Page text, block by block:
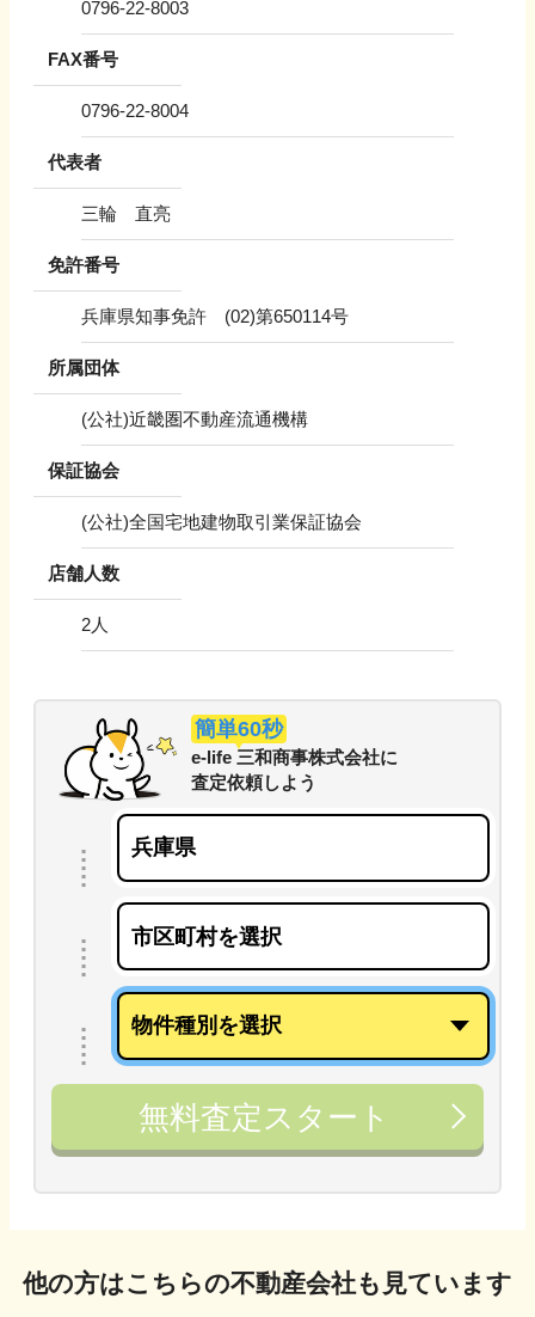
0796-22-8003
FAX番号
0796-22-8004
代表者
三輪 直亮
免許番号
兵庫県知事免許 (02)第650114号
所属団体
(公社)近畿圏不動産流通機構
保証協会
(公社)全国宅地建物取引業保証協会
店舗人数
2人
簡単60秒
e-life 三和商事株式会社に
査定依頼しよう
無料査定スタート
他の方はこちらの不動産会社も見ています